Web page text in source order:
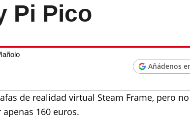
Pi Pico
Añádenos
de realidad virtual Steam Frame, pero
160 euros.